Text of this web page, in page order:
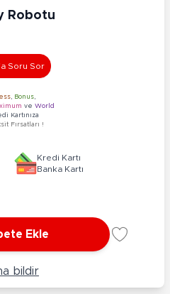
Robotu
Soru Sor
Bonus
ve World
Kartınıza
Fırsatları !
Kredi Kartı
Banka Kartı
Ekle
bildir